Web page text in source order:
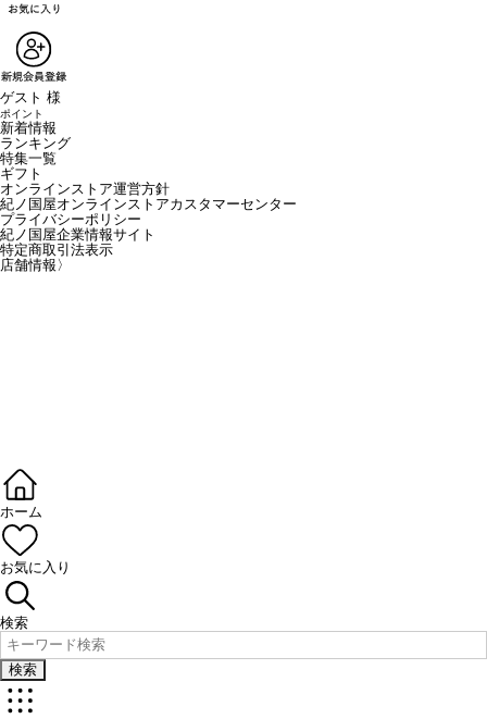
ゲスト 様
ポイント
新着情報
ランキング
特集一覧
ギフト
オンラインストア運営方針
紀ノ国屋オンラインストアカスタマーセンター
プライバシーポリシー
紀ノ国屋企業情報サイト
特定商取引法表示
店舗情報 〉
ホーム
お気に入り
検索
検索